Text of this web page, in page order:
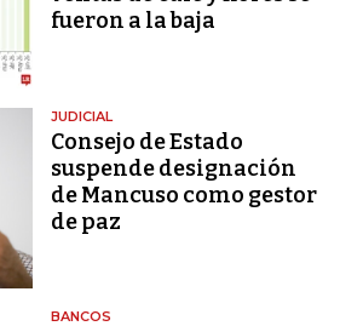
fueron a la baja
JUDICIAL
Consejo de Estado
suspende designación
de Mancuso como gestor
de paz
BANCOS